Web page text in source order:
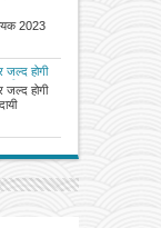
2023
जल्द होगी
जल्द होगी